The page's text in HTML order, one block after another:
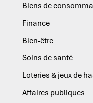
Biens de
Finance
Bien-être
Soins de santé
Loteries & jeux de
Affaires publiques